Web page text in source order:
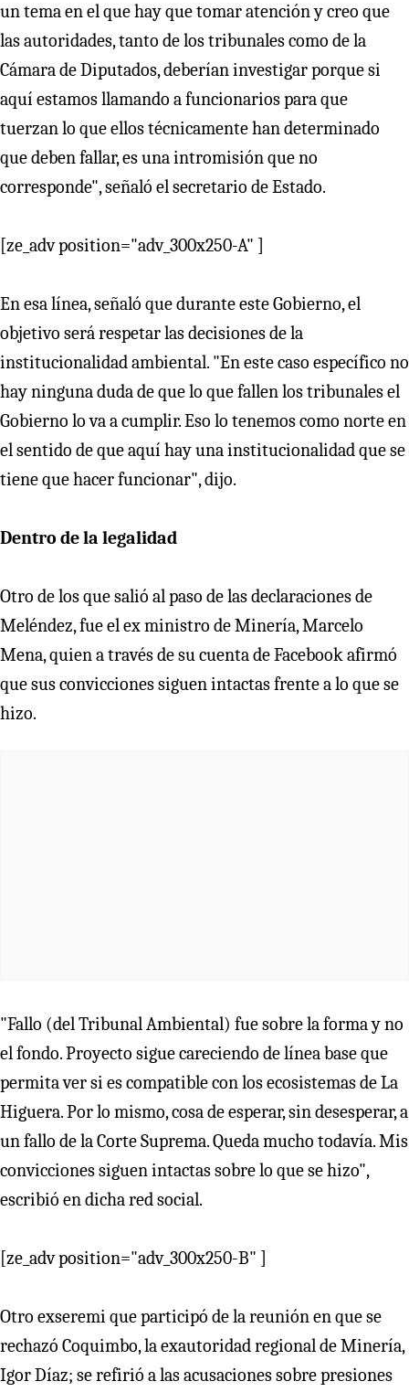
un tema en el que hay que tomar atención y creo que
las autoridades, tanto de los tribunales como de la
Cámara de Diputados, deberían investigar porque si
aquí estamos llamando a funcionarios para que
tuerzan lo que ellos técnicamente han determinado
que deben fallar, es una intromisión que no
corresponde", señaló el secretario de Estado.
[ze_adv position="adv_300x250-A" ]
En esa línea, señaló que durante este Gobierno, el
objetivo será respetar las decisiones de la
institucionalidad ambiental. "En este caso específico no
hay ninguna duda de que lo que fallen los tribunales el
Gobierno lo va a cumplir. Eso lo tenemos como norte en
el sentido de que aquí hay una institucionalidad que se
tiene que hacer funcionar", dijo.
Dentro de la legalidad
Otro de los que salió al paso de las declaraciones de
Meléndez, fue el ex ministro de Minería, Marcelo
Mena, quien a través de su cuenta de Facebook afirmó
que sus convicciones siguen intactas frente a lo que se
hizo.
"Fallo (del Tribunal Ambiental) fue sobre la forma y no
el fondo. Proyecto sigue careciendo de línea base que
permita ver si es compatible con los ecosistemas de La
Higuera. Por lo mismo, cosa de esperar, sin desesperar, a
un fallo de la Corte Suprema. Queda mucho todavía. Mis
convicciones siguen intactas sobre lo que se hizo",
escribió en dicha red social.
[ze_adv position="adv_300x250-B" ]
Otro exseremi que participó de la reunión en que se
rechazó Coquimbo, la exautoridad regional de Minería,
Igor Díaz; se refirió a las acusaciones sobre presiones